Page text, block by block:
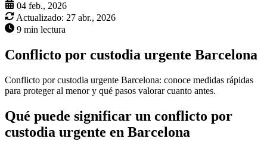
04 feb., 2026
Actualizado: 27 abr., 2026
9 min lectura
Conflicto por custodia urgente Barcelona
Conflicto por custodia urgente Barcelona: conoce medidas rápidas
para proteger al menor y qué pasos valorar cuanto antes.
Qué puede significar un conflicto por
custodia urgente en Barcelona